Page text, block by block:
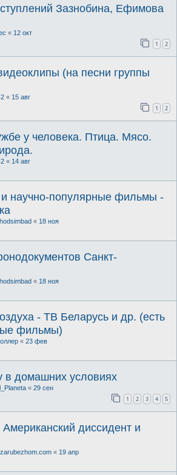
Зазнобина, Ефимова
« 12 окт
1 2
(на песни группы
« 15 авг
1 2
у человека. Птица. Мясо.
« 14 авг
научно-популярные фильмы -
« 18 ноя
Санкт-
« 18 ноя
- ТВ Беларусь и др. (есть
фильмы)
« 23 фев
в домашних условиях
« 29 сен
1 2 3 4 5
диссидент и
« 19 апр